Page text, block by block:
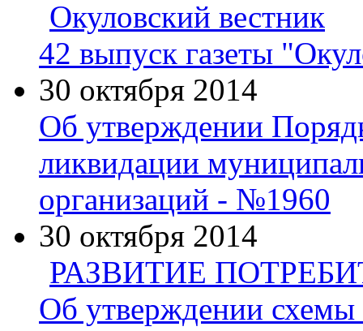
Окуловский вестник
42 выпуск газеты
30 октября 2014
Об утверждении
ликвидации
организаций - №1960
30 октября 2014
РАЗВИТИЕ
Об утверждении